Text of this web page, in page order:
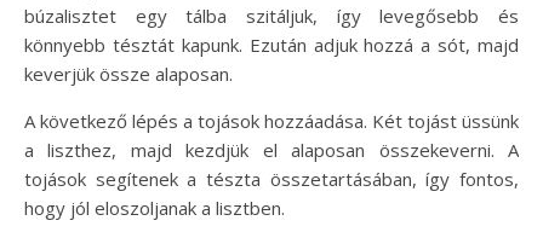
búzalisztet egy tálba szitáljuk, így levegősebb és
könnyebb tésztát kapunk. Ezután adjuk hozzá a sót, majd
keverjük össze alaposan.
A következő lépés a tojások hozzáadása. Két tojást üssünk
a liszthez, majd kezdjük el alaposan összekeverni. A
tojások segítenek a tészta összetartásában, így fontos,
hogy jól eloszoljanak a lisztben.